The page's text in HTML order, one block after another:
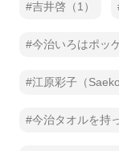
吉井啓（1）
今治いろはポッ
江原彩子（
今治タオルを持